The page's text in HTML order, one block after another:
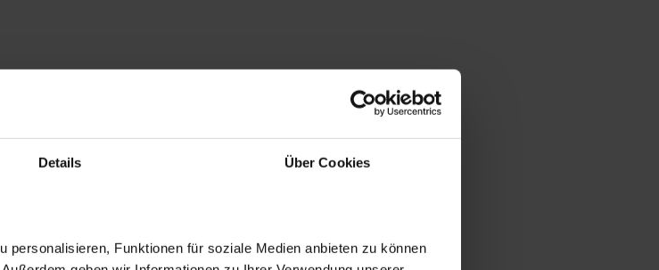
Details Über Cookies
personalisieren, Funktionen für soziale Medien anbieten zu können